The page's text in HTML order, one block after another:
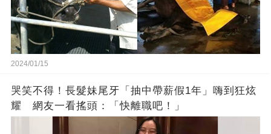
2024/01/15
哭笑不得！長髮妹尾牙「抽中帶薪假1年」嗨到狂炫
耀 網友一看搖頭：「快離職吧！」